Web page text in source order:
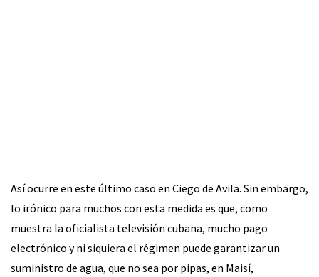
Así ocurre en este último caso en Ciego de Avila. Sin embargo,
lo irónico para muchos con esta medida es que, como
muestra la oficialista televisión cubana, mucho pago
electrónico y ni siquiera el régimen puede garantizar un
suministro de agua, que no sea por pipas, en Maisí,